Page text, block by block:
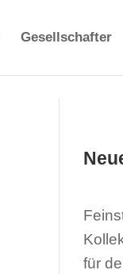
Gesellschafter
für